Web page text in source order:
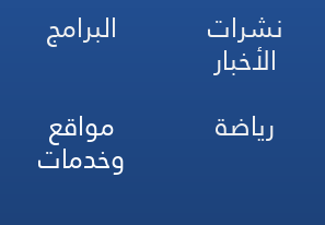
نشرات
الأخبار
البرامج
رياضة مواقع
وخدمات